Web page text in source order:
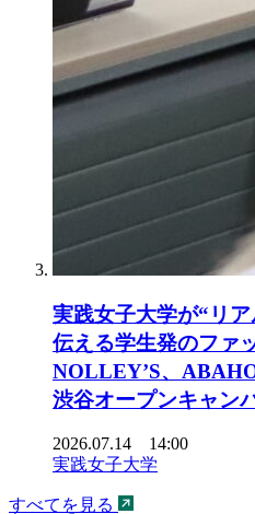
実践女子大学が“リ
伝える学生発のファ
NOLLEY’S、
渋谷オープンキャン
2026.07.14 14:00
実践女子大学
すべてを見る